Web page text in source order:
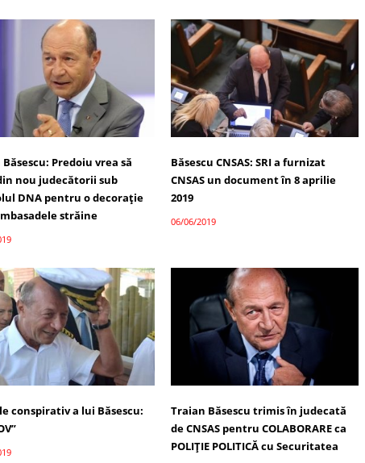
Predoiu vrea să
nou judecătorii sub
DNA pentru o decorație
străine
Băsescu CNSAS: SRI a furnizat
CNSAS un document în 8 aprilie
2019
06/06/2019
conspirativ a lui Băsescu:
Traian Băsescu trimis în judecată
de CNSAS pentru COLABORARE ca
POLIȚIE POLITICĂ cu Securitatea